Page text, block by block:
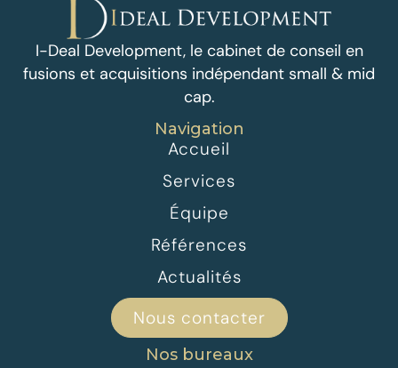
I-Deal Development, le cabinet de conseil en
fusions et acquisitions indépendant small & mid
cap.
Navigation
Accueil
Services
Équipe
Références
Actualités
Nous contacter
Nos bureaux